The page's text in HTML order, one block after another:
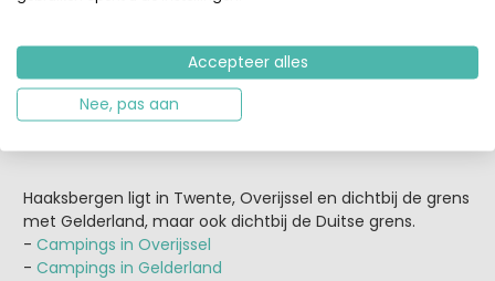
Haaksbergen ligt in Twente, Overijssel en dichtbij de grens
met Gelderland, maar ook dichtbij de Duitse grens.
- Campings in Overijssel
- Campings in Gelderland
Accepteer alles
Nee, pas aan